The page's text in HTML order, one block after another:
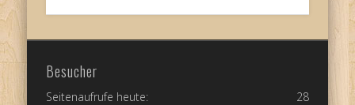
Besucher
28
Seitenaufrufe heute: